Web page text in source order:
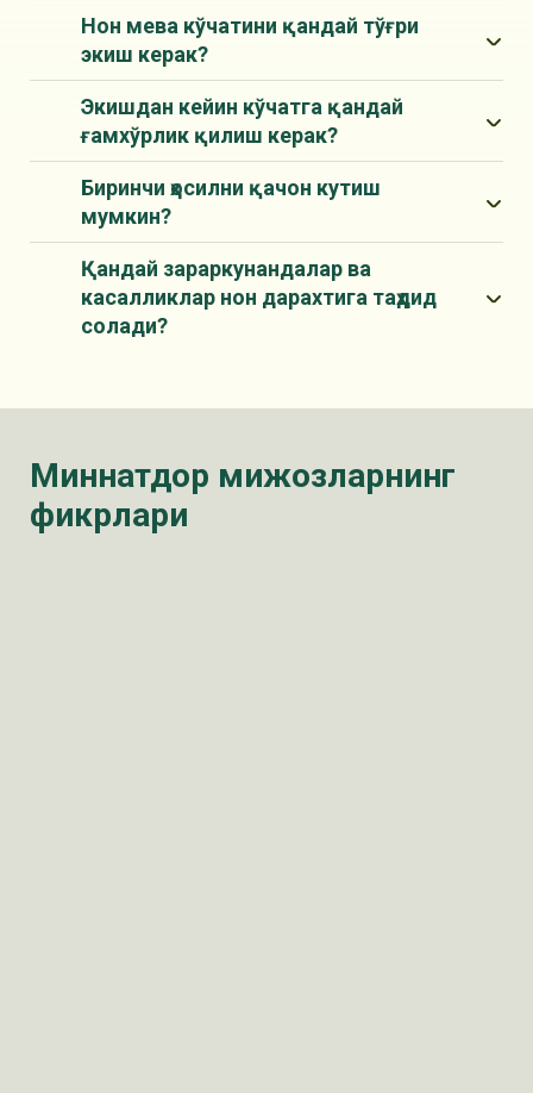
Нон мева кўчатини қандай тўғри
экиш керак?
Экишдан кейин кўчатга қандай
ғамхўрлик қилиш керак?
Биринчи ҳосилни қачон кутиш
мумкин?
Қандай зараркунандалар ва
касалликлар нон дарахтига таҳдид
солади?
Миннатдор мижозларнинг
фикрлари